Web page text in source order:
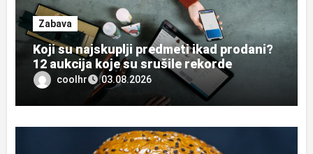
Zabava
Koji su najskuplji predmeti ikad prodani?
12 aukcija koje su srušile rekorde
coolhr 03.08.2026